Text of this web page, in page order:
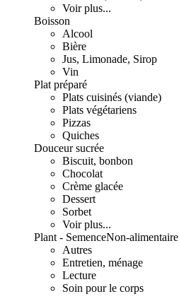
Voir plus...
Boisson
Alcool
Bière
Jus, Limonade, Sirop
Vin
Plat préparé
Plats cuisinés (viande)
Plats végétariens
Pizzas
Quiches
Douceur sucrée
Biscuit, bonbon
Chocolat
Crème glacée
Dessert
Sorbet
Voir plus...
Plant - SemenceNon-alimentaire
Autres
Entretien, ménage
Lecture
Soin pour le corps